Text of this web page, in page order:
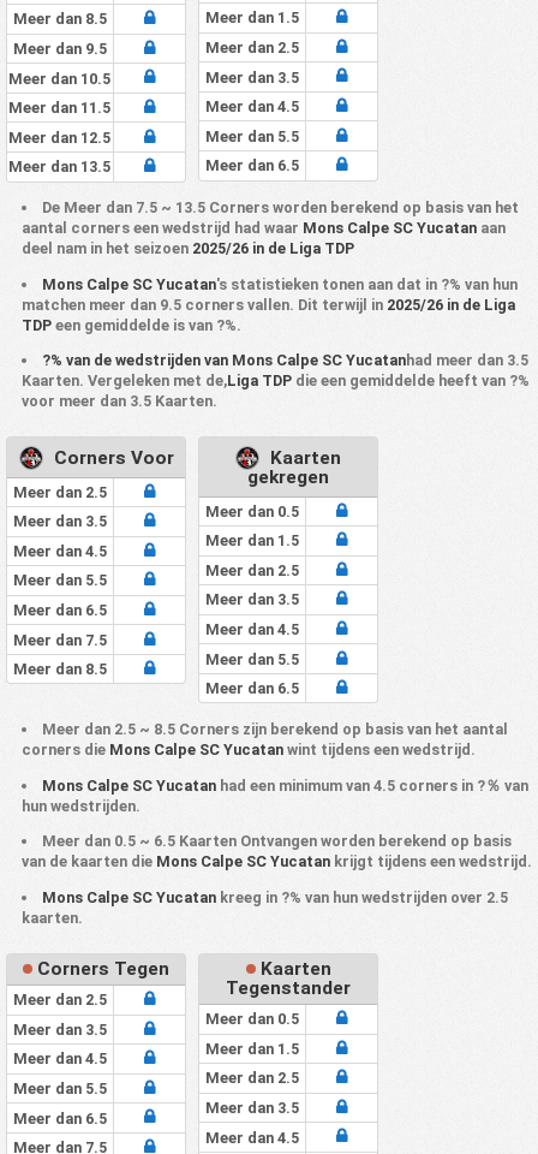
Meer dan 8.5
Meer dan 9.5
Meer dan 10.5
Meer dan 11.5
Meer dan 12.5
Meer dan 13.5
Meer dan 1.5
Meer dan 2.5
Meer dan 3.5
Meer dan 4.5
Meer dan 5.5
Meer dan 6.5
De Meer dan 7.5 ~ 13.5 Corners worden berekend op basis van het
aantal corners een wedstrijd had waar Mons Calpe SC Yucatanaan
deel nam in het seizoen 2025/26 in de Liga TDP
Mons Calpe SC Yucatan's statistieken tonen aan dat in ?% van hun
matchen meer dan 9.5 corners vallen. Dit terwijl in 2025/26 in de Liga
TDPeen gemiddelde is van ?%.
?% van de wedstrijden van Mons Calpe SC Yucatanhad meer dan 3.5
Kaarten. Vergeleken met de,Liga TDPdie een gemiddelde heeft van ?%
voor meer dan 3.5 Kaarten.
Corners Voor
Meer dan 2.5
Meer dan 3.5
Meer dan 4.5
Meer dan 5.5
Meer dan 6.5
Meer dan 7.5
Meer dan 8.5
Kaarten
gekregen
Meer dan 0.5
Meer dan 1.5
Meer dan 2.5
Meer dan 3.5
Meer dan 4.5
Meer dan 5.5
Meer dan 6.5
Meer dan 2.5 ~ 8.5 Corners zijn berekend op basis van het aantal
corners die Mons Calpe SC Yucatanwint tijdens een wedstrijd.
Mons Calpe SC Yucatan had een minimum van 4.5 corners in ?％ van
hun wedstrijden.
Meer dan 0.5 ~ 6.5 Kaarten Ontvangen worden berekend op basis
van de kaarten die Mons Calpe SC Yucatankrijgt tijdens een wedstrijd.
Mons Calpe SC Yucatan kreeg in ?% van hun wedstrijden over 2.5
kaarten.
Corners Tegen
Meer dan 2.5
Meer dan 3.5
Meer dan 4.5
Meer dan 5.5
Meer dan 6.5
Meer dan 7.5
Kaarten
Tegenstander
Meer dan 0.5
Meer dan 1.5
Meer dan 2.5
Meer dan 3.5
Meer dan 4.5